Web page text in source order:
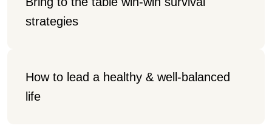
strategies
How to lead a healthy & well-balanced
life